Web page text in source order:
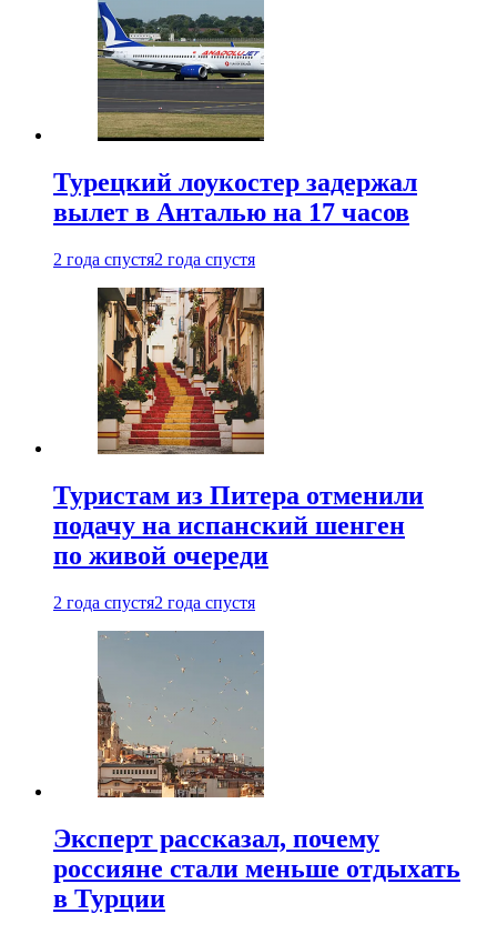
Турецкий лоукостер задержал
вылет в Анталью на 17 часов
2 года спустя2 года спустя
Туристам из Питера отменили
подачу на испанский шенген
по живой очереди
2 года спустя2 года спустя
Эксперт рассказал, почему
россияне стали меньше отдыхать
в Турции